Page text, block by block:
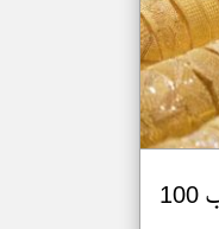
الدولة
من سوريا
على مدار الساعة
العاجلة والمباشرة
انخفاض سعر غرام الذهب 100